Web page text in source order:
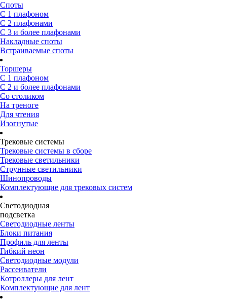
Споты
С 1 плафоном
С 2 плафонами
С 3 и более плафонами
Накладные споты
Встраиваемые споты
Торшеры
С 1 плафоном
С 2 и более плафонами
Со столиком
На треноге
Для чтения
Изогнутые
Трековые системы
Трековые системы в сборе
Трековые светильники
Струнные светильники
Шинопроводы
Комплектующие для трековых систем
Светодиодная
подсветка
Светодиодные ленты
Блоки питания
Профиль для ленты
Гибкий неон
Светодиодные модули
Рассеиватели
Котроллеры для лент
Комплектующие для лент